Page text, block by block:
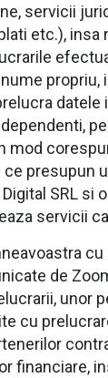
servicii
etc.), insa
propriu,
datele
mod
ce presupun
SRL si
servicii
cu
de
unor
cu
financiare,